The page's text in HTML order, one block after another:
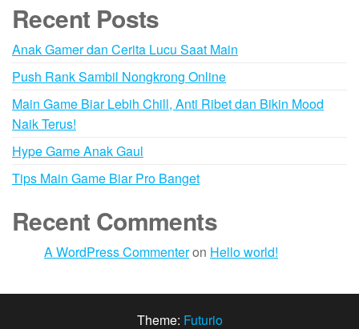
Recent Posts
Anak Gamer dan Cerita Lucu Saat Main
Push Rank Sambil Nongkrong Online
Main Game Biar Lebih Chill, Anti Ribet dan Bikin Mood
Naik Terus!
Hype Game Anak Gaul
Tips Main Game Biar Pro Banget
Recent Comments
A WordPress Commenteron Hello world!
Theme: Futurio